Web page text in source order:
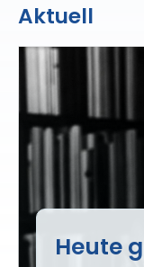
Aktuell
Heute